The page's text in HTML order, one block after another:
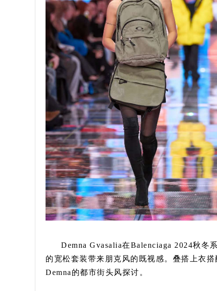
Demna Gvasalia在Balenciaga 2024秋冬
的宽松套装带来朋克风的既视感。叠搭上衣
Demna的都市街头风探讨。